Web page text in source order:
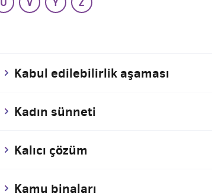
Kabul edilebilirlik aşaması
Kadın sünneti
Kalıcı çözüm
Kamu binaları